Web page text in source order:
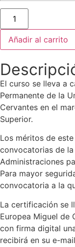
Añadir al carrito
El curso se lleva a
Permanente de la
Cervantes en el
Superior.
Los méritos de
convocatorias de
Administraciones
Para mayor
convocatoria a la
La certificación se
Europea Miguel de
con firma digital
recibirá en su e-